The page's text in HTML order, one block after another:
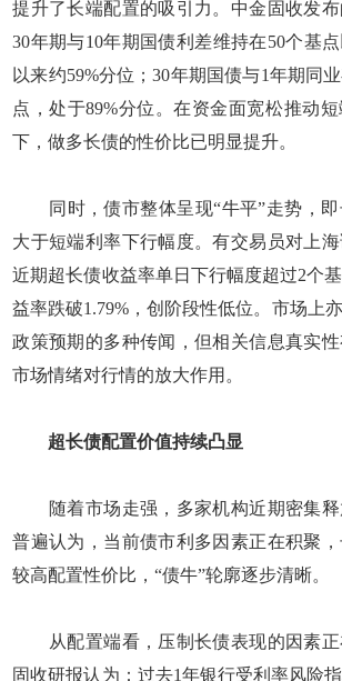
提升了长端配置的吸引力。中金固收发
30年期与10年期国债利差维持在50个基
以来约59%分位；30年期国债与1年期同
点，处于89%分位。在资金面宽松推动
下，做多长债的性价比已明显提升。
同时，债市整体呈现“牛平”走势，即
大于短端利率下行幅度。有交易员对上海
近期超长债收益率单日下行幅度超过2个
益率跌破1.79%，创阶段性低位。市场上
政策预期的多种传闻，但相关信息真实
市场情绪对行情的放大作用。
超长债配置价值持续凸显
随着市场走强，多家机构近期密集释
普遍认为，当前债市利多因素正在积聚
较高配置性价比，“债牛”轮廓逐步清晰。
从配置端看，压制长债表现的因素正
固收研报认为：过去1年银行受利率风险